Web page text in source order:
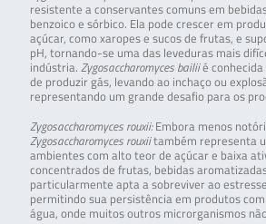
resistente a conservantes comuns em
benzoico e sórbico. Ela pode crescer em
açúcar, como xaropes e sucos de frutas, e
pH, tornando-se uma das leveduras mais
indústria. Zygosaccharomyces bailiié conhecida
de produzir gás, levando ao inchaço ou
representando um grande desafio para os
Zygosaccharomyces rouxii:Embora menos
Zygosaccharomyces rouxiitambém representa
ambientes com alto teor de açúcar e baixa
concentrados de frutas, bebidas
particularmente apta a sobreviver ao
permitindo sua persistência em produtos
água, onde muitos outros microrganismos